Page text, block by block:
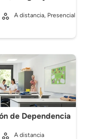
A distancia, Presencial
de Dependencia
A distancia